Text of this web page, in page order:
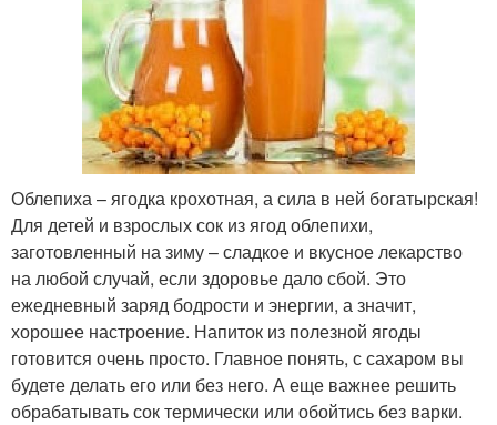
Рецепт с фото Интересные рецепты
Рецепты с физалисом
Рецепты в домашних
условиях
Рецепт в мультиварке
Облепиха – ягодка крохотная, а сила в ней богатырская!
Для детей и взрослых сок из ягод облепихи,
заготовленный на зиму – сладкое и вкусное лекарство
на любой случай, если здоровье дало сбой. Это
ежедневный заряд бодрости и энергии, а значит,
хорошее настроение. Напиток из полезной ягоды
готовится очень просто. Главное понять, с сахаром вы
будете делать его или без него. А еще важнее решить
обрабатывать сок термически или обойтись без варки.